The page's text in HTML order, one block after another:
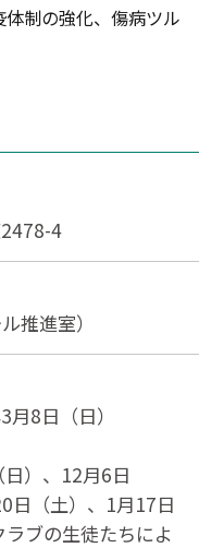
体制の強化、傷病ツル
4
推進室）
8日（日）
）、12月6日
日（土）、1月17日
ラブの生徒たちによ